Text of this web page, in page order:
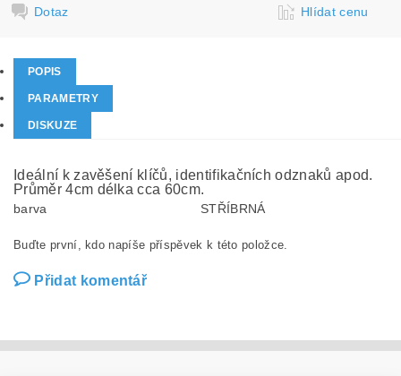
Dotaz Hlídat cenu
POPIS
PARAMETRY
DISKUZE
Ideální k zavěšení klíčů, identifikačních odznaků apod.
Průměr 4cm délka cca 60cm.
barva STŘÍBRNÁ
Buďte první, kdo napíše příspěvek k této položce.
Přidat komentář